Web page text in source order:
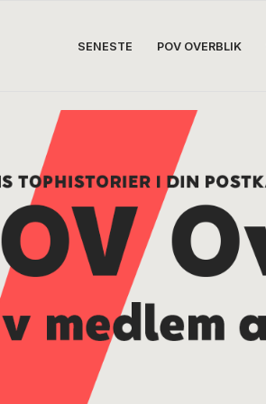
SENESTE POV OVERBLIK